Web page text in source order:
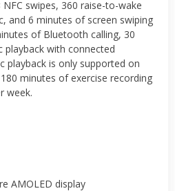
swipes, 360 raise-to-wake
and 6 minutes of screen swiping
of Bluetooth calling, 30
with connected
playback is only supported on
minutes of exercise recording
week.
AMOLED display